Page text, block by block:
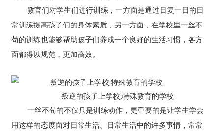
教官们对学生们进行训练，一方面是通过日复一日的日
常训练提高孩子们的身体素质，另一方面，在学校里一丝不
苟的训练也能够帮助孩子们养成一个良好的生活习惯，各方
面都得以规范，更加高效。
叛逆的孩子上学校,特殊教育的学校
一丝不苟的不仅只是训练动作，更重要的是让学生学会
用这样的态度面对日常生活。日常生活中的许多事情，常常